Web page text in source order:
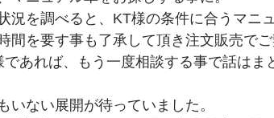
況を調べると、KT様の条件に合うマニ
間を要す事も了承して頂き注文販売で
あれば、もう一度相談する事で話はま
いない展開が待っていました。